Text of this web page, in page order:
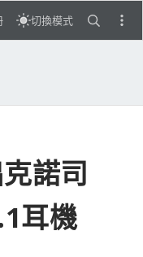
切換模式
諾司
耳機